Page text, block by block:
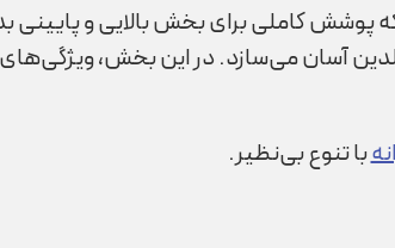
پوشش کاملی برای بخش بالایی و
آسان می‌سازد. در این بخش،
با تنوع بی‌نظیر.